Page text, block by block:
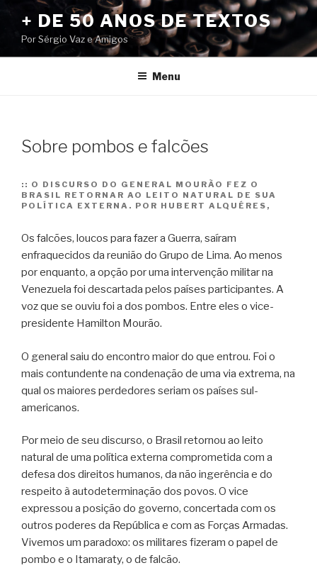
conteúdo
+ DE 50 ANOS DE TEXTOS
Por Sérgio Vaz e Amigos
Menu
Sobre pombos e falcões
:: O DISCURSO DO GENERAL MOURÃO FEZ O
BRASIL RETORNAR AO LEITO NATURAL DE SUA
POLÍTICA EXTERNA. POR HUBERT ALQUÉRES,
Os falcões, loucos para fazer a Guerra, saíram
enfraquecidos da reunião do Grupo de Lima. Ao menos
por enquanto, a opção por uma intervenção militar na
Venezuela foi descartada pelos países participantes. A
voz que se ouviu foi a dos pombos. Entre eles o vice-
presidente Hamilton Mourão.
O general saiu do encontro maior do que entrou. Foi o
mais contundente na condenação de uma via extrema, na
qual os maiores perdedores seriam os países sul-
americanos.
Por meio de seu discurso, o Brasil retornou ao leito
natural de uma política externa comprometida com a
defesa dos direitos humanos, da não ingerência e do
respeito à autodeterminação dos povos. O vice
expressou a posição do governo, concertada com os
outros poderes da República e com as Forças Armadas.
Vivemos um paradoxo: os militares fizeram o papel de
pombo e o Itamaraty, o de falcão.